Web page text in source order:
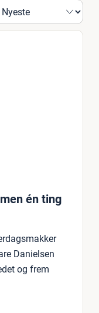
én ting
Danielsen
og frem